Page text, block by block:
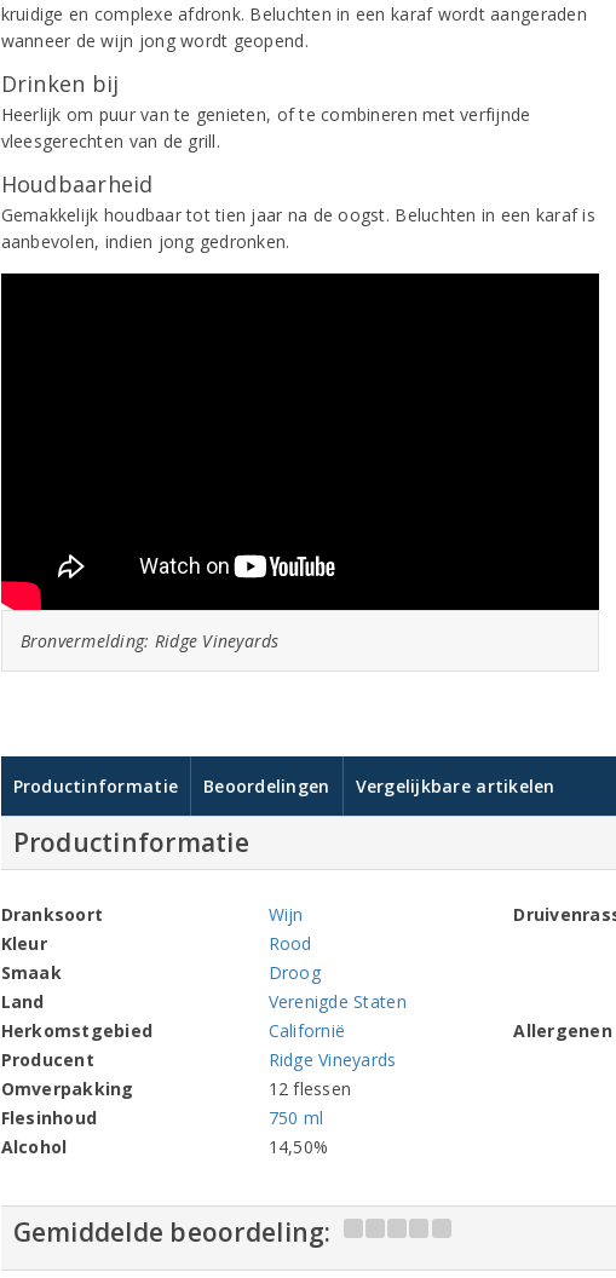
kruidige en complexe afdronk. Beluchten in een karaf wordt aangeraden
wanneer de wijn jong wordt geopend.
Drinken bij
Heerlijk om puur van te genieten, of te combineren met verfijnde
vleesgerechten van de grill.
Houdbaarheid
Gemakkelijk houdbaar tot tien jaar na de oogst. Beluchten in een karaf is
aanbevolen, indien jong gedronken.
Bronvermelding: Ridge Vineyards
Productinformatie Beoordelingen Vergelijkbare artikelen
Productinformatie
Dranksoort
Wijn
Kleur
Rood
Smaak
Droog
Land
Verenigde Staten
Herkomstgebied
Californië
Producent
Ridge Vineyards
Omverpakking
12 flessen
Flesinhoud
750 ml
Alcohol
14,50%
Allergenen
Gemiddelde beoordeling: